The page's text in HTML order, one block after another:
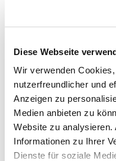
Diese Webseite
Wir verwenden
nutzerfreundlicher und
Anzeigen zu
Medien anbieten zu
Website zu analysieren.
Informationen zu Ihrer
Dienste für soziale
Übermitteln Sie Ihre
Transparenz zu schaffen,
voranzubringen.
Die Ergebnisdaten Ihrer
Kommunen oder
Wärmewende.
Sichtbarkeit: Die
Wärmewendeatlas